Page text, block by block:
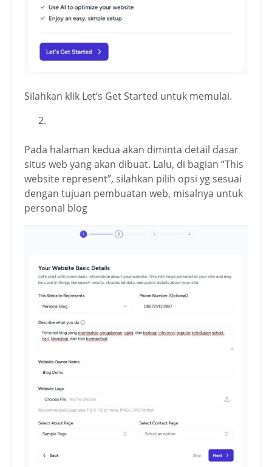
Silahkan klik Let’s Get Started untuk memulai.
Pada halaman kedua akan diminta detail dasar
situs web yang akan dibuat. Lalu, di bagian “This
website represent”, silahkan pilih opsi yg sesuai
dengan tujuan pembuatan web, misalnya untuk
personal blog